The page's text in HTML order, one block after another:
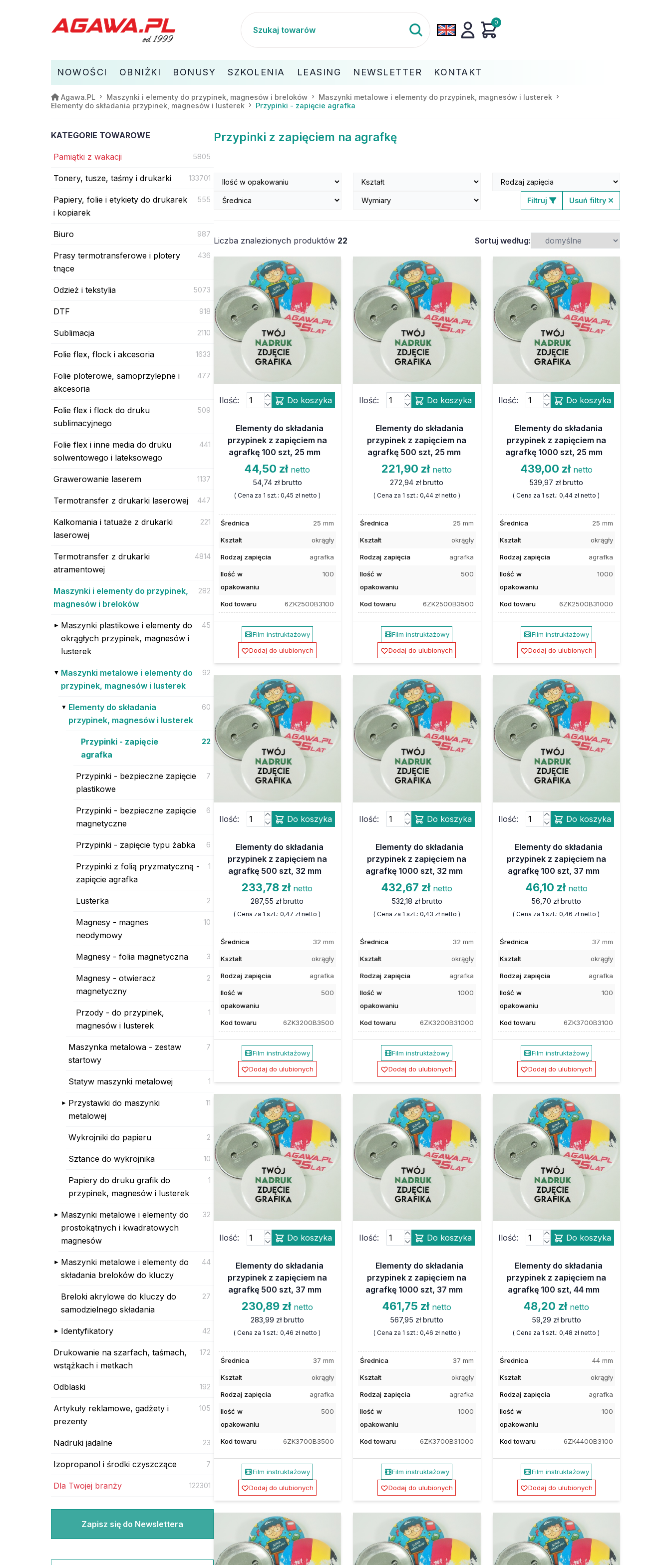
0
NOWOŚCI OBNIŻKI BONUSY SZKOLENIA LEASING NEWSLETTER KONTAKT
Agawa.PL Maszynki i elementy do przypinek, magnesów i breloków
Maszynki metalowe i elementy do przypinek, magnesów i lusterek
Elementy do składania przypinek, magnesów i lusterek
Przypinki - zapięcie agrafka
KATEGORIE TOWAROWE
Pamiątki z wakacji 5805
Tonery, tusze, taśmy i drukarki 133701
Papiery, folie i etykiety do drukarek
i kopiarek
555
Biuro 987
Prasy termotransferowe i plotery
tnące
436
Odzież i tekstylia 5073
DTF 918
Sublimacja 2110
Folie flex, flock i akcesoria 1633
Folie ploterowe, samoprzylepne i
akcesoria
477
Folie flex i flock do druku
sublimacyjnego
509
Folie flex i inne media do druku
solwentowego i lateksowego
441
Grawerowanie laserem 1137
Termotransfer z drukarki laserowej 447
Kalkomania i tatuaże z drukarki
laserowej
221
Termotransfer z drukarki
atramentowej
4814
Maszynki i elementy do przypinek,
magnesów i breloków
282
Maszynki plastikowe i elementy do
okrągłych przypinek, magnesów i
lusterek
45
Maszynki metalowe i elementy do
przypinek, magnesów i lusterek
92
Elementy do składania
przypinek, magnesów i lusterek
60
Przypinki - zapięcie
agrafka
22
Przypinki - bezpieczne zapięcie
plastikowe
7
Przypinki - bezpieczne zapięcie
magnetyczne
6
Przypinki - zapięcie typu żabka 6
Przypinki z folią pryzmatyczną -
zapięcie agrafka
1
Lusterka 2
Magnesy - magnes
neodymowy
10
Magnesy - folia magnetyczna 3
Magnesy - otwieracz
magnetyczny
2
Przody - do przypinek,
magnesów i lusterek
1
Maszynka metalowa - zestaw
startowy
7
Statyw maszynki metalowej 1
Przystawki do maszynki
metalowej
11
Wykrojniki do papieru 2
Sztance do wykrojnika 10
Papiery do druku grafik do
przypinek, magnesów i lusterek
1
Maszynki metalowe i elementy do
prostokątnych i kwadratowych
magnesów
32
Maszynki metalowe i elementy do
składania breloków do kluczy
44
Breloki akrylowe do kluczy do
samodzielnego składania
27
Identyfikatory 42
Drukowanie na szarfach, taśmach,
wstążkach i metkach
172
Odblaski 192
Artykuły reklamowe, gadżety i
prezenty
105
Nadruki jadalne 23
Izopropanol i środki czyszczące 7
Dla Twojej branży 122301
Zapisz się do Newslettera
Przypinki z zapięciem na agrafkę
Filtruj Usuń filtry
Liczba znalezionych produktów 22 Sortuj według:
Ilość: Do koszyka
Elementy do składania
przypinek z zapięciem na
agrafkę 100 szt, 25 mm
44,50 zł netto
54,74 zł brutto
( Cena za 1 szt.: 0,45 złnetto )
Średnica 25 mm
Kształt okrągły
Rodzaj zapięcia agrafka
Ilość w
opakowaniu
100
Kod towaru 6ZK2500B3100
Film instruktażowy
Dodaj do ulubionych
Ilość: Do koszyka
Elementy do składania
przypinek z zapięciem na
agrafkę 500 szt, 25 mm
221,90 zł netto
272,94 zł brutto
( Cena za 1 szt.: 0,44 złnetto )
Średnica 25 mm
Kształt okrągły
Rodzaj zapięcia agrafka
Ilość w
opakowaniu
500
Kod towaru 6ZK2500B3500
Film instruktażowy
Dodaj do ulubionych
Ilość: Do koszyka
Elementy do składania
przypinek z zapięciem na
agrafkę 1000 szt, 25 mm
439,00 zł netto
539,97 zł brutto
( Cena za 1 szt.:0,44 zł netto )
Średnica 25 mm
Kształt okrągły
Rodzaj zapięcia agrafka
Ilość w
opakowaniu
1000
Kod towaru 6ZK2500B31000
Film instruktażowy
Dodaj do ulubionych
Ilość: Do koszyka
Elementy do składania
przypinek z zapięciem na
agrafkę 500 szt, 32 mm
233,78 zł netto
287,55 zł brutto
( Cena za 1 szt.:0,47 zł netto )
Średnica 32 mm
Kształt okrągły
Rodzaj zapięcia agrafka
Ilość w
opakowaniu
500
Kod towaru 6ZK3200B3500
Film instruktażowy
Dodaj do ulubionych
Ilość: Do koszyka
Elementy do składania
przypinek z zapięciem na
agrafkę 1000 szt, 32 mm
432,67 zł netto
532,18 zł brutto
( Cena za 1 szt.: 0,43 złnetto )
Średnica 32 mm
Kształt okrągły
Rodzaj zapięcia agrafka
Ilość w
opakowaniu
1000
Kod towaru 6ZK3200B31000
Film instruktażowy
Dodaj do ulubionych
Ilość: Do koszyka
Elementy do składania
przypinek z zapięciem na
agrafkę 100 szt, 37 mm
46,10 zł netto
56,70 zł brutto
( Cena za 1 szt.:0,46 zł netto )
Średnica 37 mm
Kształt okrągły
Rodzaj zapięcia agrafka
Ilość w
opakowaniu
100
Kod towaru 6ZK3700B3100
Film instruktażowy
Dodaj do ulubionych
Ilość: Do koszyka
Elementy do składania
przypinek z zapięciem na
agrafkę 500 szt, 37 mm
230,89 zł netto
283,99 zł brutto
( Cena za 1 szt.:0,46 zł netto )
Średnica 37 mm
Kształt okrągły
Rodzaj zapięcia agrafka
Ilość w
opakowaniu
500
Kod towaru 6ZK3700B3500
Film instruktażowy
Dodaj do ulubionych
Ilość: Do koszyka
Elementy do składania
przypinek z zapięciem na
agrafkę 1000 szt, 37 mm
461,75 zł netto
567,95 zł brutto
( Cena za 1 szt.: 0,46 złnetto )
Średnica 37 mm
Kształt okrągły
Rodzaj zapięcia agrafka
Ilość w
opakowaniu
1000
Kod towaru 6ZK3700B31000
Film instruktażowy
Dodaj do ulubionych
Ilość: Do koszyka
Elementy do składania
przypinek z zapięciem na
agrafkę 100 szt, 44 mm
48,20 zł netto
59,29 zł brutto
( Cena za 1 szt.:0,48 zł netto )
Średnica 44 mm
Kształt okrągły
Rodzaj zapięcia agrafka
Ilość w
opakowaniu
100
Kod towaru 6ZK4400B3100
Film instruktażowy
Dodaj do ulubionych